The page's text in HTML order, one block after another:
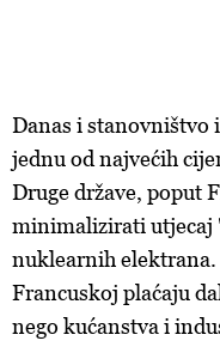
Danas i stanovništvo
jednu od najvećih
Druge države, poput
minimalizirati utjecaj
nuklearnih
Francuskoj plaćaju
nego kućanstva i